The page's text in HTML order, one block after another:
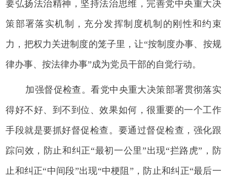
要弘扬法治精神，坚持法治思维，完善党中央重大决
策部署落实机制，充分发挥制度机制的刚性和约束
力，把权力关进制度的笼子里，让“按制度办事、按规
律办事、按法律办事”成为党员干部的自觉行动。
加强督促检查。看党中央重大决策部署贯彻落实
得好不好、到不到位、效果如何，很重要的一个工作
手段就是要抓好督促检查。要通过督促检查，强化跟
踪问效，防止和纠正“最初一公里”出现“拦路虎”，防
止和纠正“中间段”出现“中梗阻”，防止和纠正“最后一